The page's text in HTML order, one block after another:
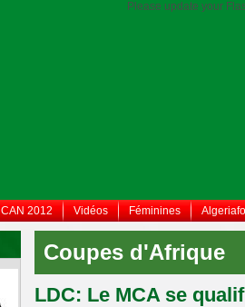
Please update your
CAN 2012 Vidéos Féminines
Coupes d'Afrique
LDC: Le MCA se